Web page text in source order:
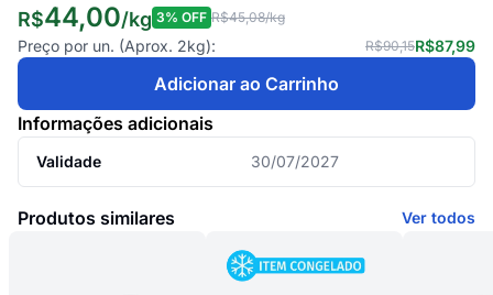
Informações adicionais
Validade 30/07/2027
R$44,00/kg 3% OFF R$45,08/kg
Preço por un. (Aprox. 2kg): R$90,15R$87,99
Adicionar ao Carrinho
Produtos similares Ver todos